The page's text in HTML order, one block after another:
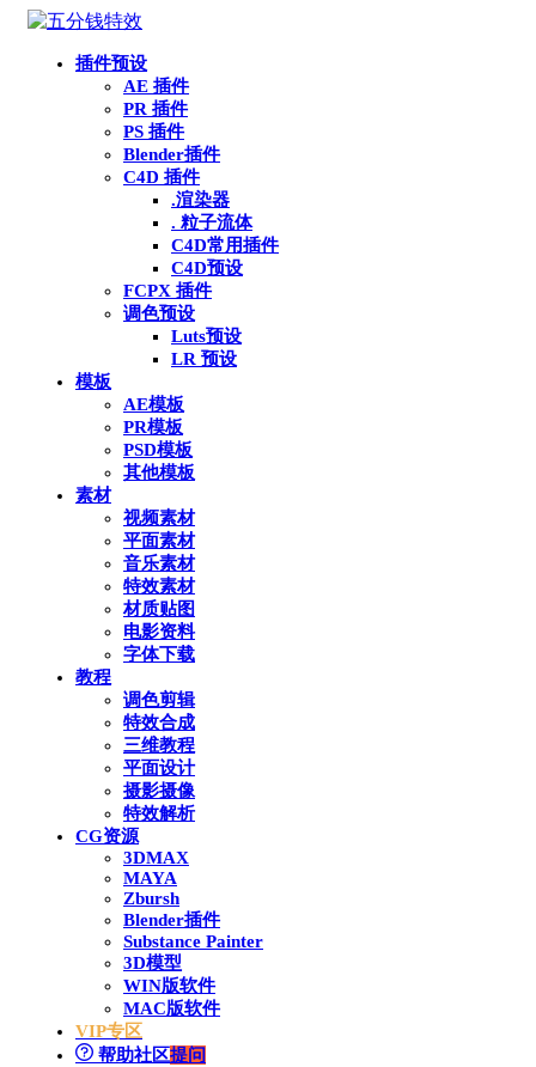
插件预设
AE 插件
PR 插件
PS 插件
Blender插件
C4D 插件
.渲染器
. 粒子流体
C4D常用插件
C4D预设
FCPX 插件
调色预设
Luts预设
LR 预设
模板
AE模板
PR模板
PSD模板
其他模板
素材
视频素材
平面素材
音乐素材
特效素材
材质贴图
电影资料
字体下载
教程
调色剪辑
特效合成
三维教程
平面设计
摄影摄像
特效解析
CG资源
3DMAX
MAYA
Zbursh
Blender插件
Substance Painter
3D模型
WIN版软件
MAC版软件
VIP专区
帮助社区提问